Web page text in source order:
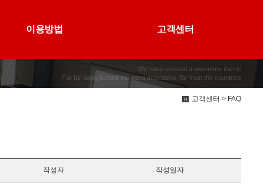
이용방법 고객센터
We have created a awesome theme
Far far away,behind the word mountains, far from the countries
고객센터 > FAQ
작성자 작성일자